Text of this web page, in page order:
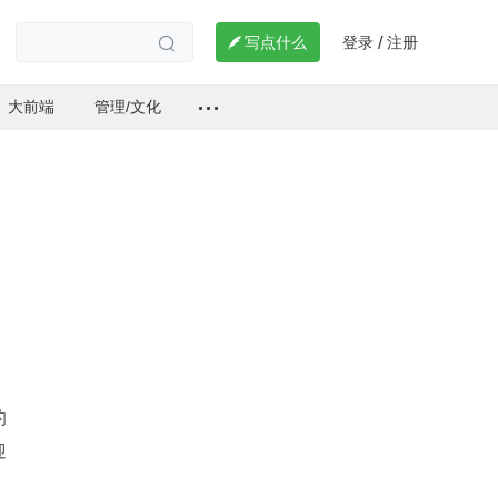
  写点什么 登录 / 注册
大前端 管理/文化